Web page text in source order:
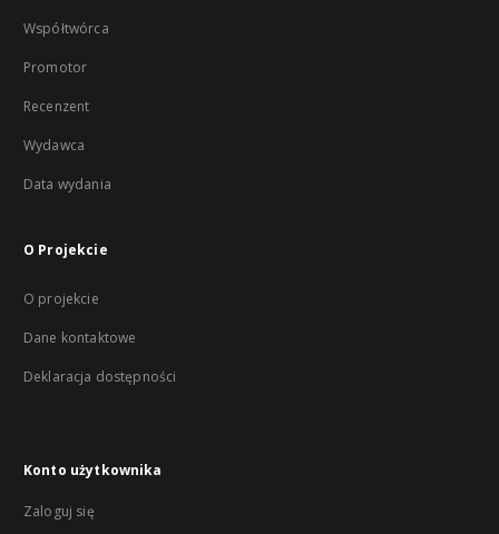
Współtwórca
Promotor
Recenzent
Wydawca
Data wydania
O Projekcie
O projekcie
Dane kontaktowe
Deklaracja dostępności
Konto użytkownika
Zaloguj się